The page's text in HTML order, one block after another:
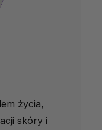
życia,
skóry i